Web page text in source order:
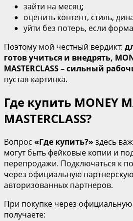
зайти на месяц;
оценить контент, стиль,
уйти без потерь, если
Поэтому мой честный вердикт:
готов учиться и внедрять,
MASTERCLASS – сильный
пустая картинка.
Где купить MONEY
MASTERCLASS?
Вопрос «Где купить?» здесь
могут быть фейковые копии и
перепродажи. Подключаться к
через официальную
авторизованных партнеров.
При покупке через
получаете: